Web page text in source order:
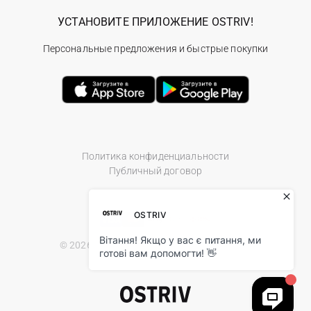
Политика конфиденциальности
Публичный договор
© 2026 Ostriv.ua Store. All Rights Reserved.
УСТАНОВИТЕ ПРИЛОЖЕНИЕ OSTRIV!
Персональные предложения и быстрые покупки